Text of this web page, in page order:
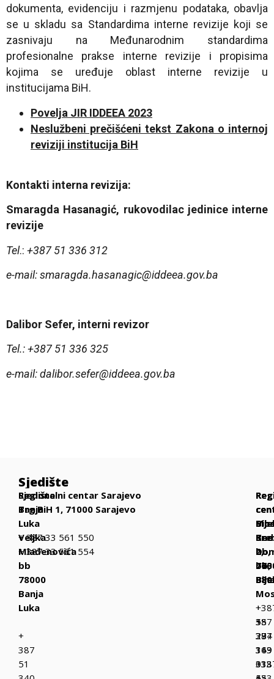
dokumenta, evidenciju i razmjenu podataka, obavlja
se u skladu sa Standardima interne revizije koji se
zasnivaju na Međunarodnim standardima
profesionalne prakse interne revizije i propisima
kojima se uređuje oblast interne revizije u
institucijama BiH.
Povelja JIR IDDEEA 2023
Neslužbeni prečišćeni tekst Zakona o internoj
reviziji institucija BiH
Kontakti interna revizija:
Smaragda Hasanagić, rukovodilac jedinice interne
revizije
Tel.: +387 51 336 312
e-mail: smaragda.hasanagic@iddeea.gov.ba
Dalibor Sefer, interni revizor
Tel.: +387 51 336 325
e-mail: dalibor.sefer@iddeea.gov.ba
Sjedište
Sjedište
Banja
Luka
Veljka
Mlađenovića
bb
78000
Banja
Luka
+
387
51
Regionalni centar Sarajevo
Trg BiH 1, 71000 Sarajevo
+ 387 33 561 550
+ 387 33 561 554
bb,
+
387
37
319
013
bb,
+
387
36
333
2,
55
294
143